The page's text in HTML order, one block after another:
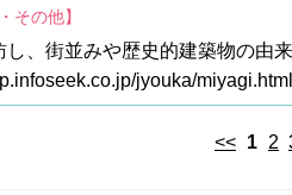
その他】
し、街並みや歴史的建築物の由
jyouka/miyagi.html
<< 1 2